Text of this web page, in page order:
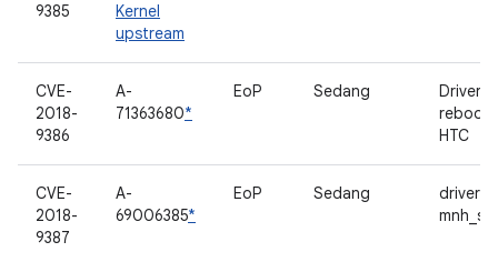
9385
Kernel
upstream
CVE-
2018-
9386
A-
71363680*
EoP Sedang
Driver
HTC
CVE-
2018-
9387
A-
69006385*
EoP Sedang
driver
mnh_sm